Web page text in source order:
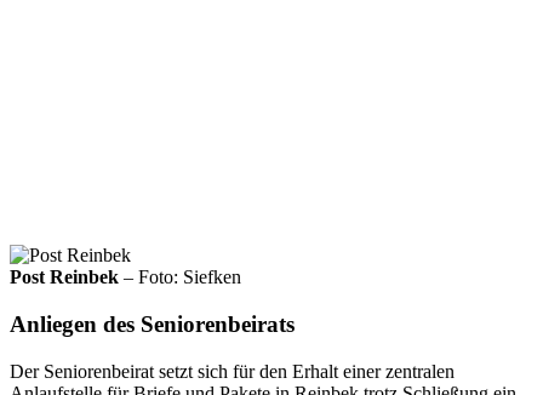
Post Reinbek – Foto: Siefken
Anliegen des Seniorenbeirats
Der Seniorenbeirat setzt sich für den Erhalt einer zentralen